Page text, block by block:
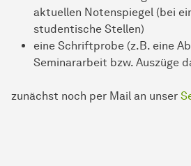
aktuellen Notenspiegel (bei
studentische Stellen)
eine Schriftprobe (z.B. eine
Seminararbeit bzw. Auszüge
zunächst noch per Mail an unser